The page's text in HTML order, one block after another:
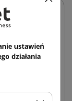
ustawień
działania